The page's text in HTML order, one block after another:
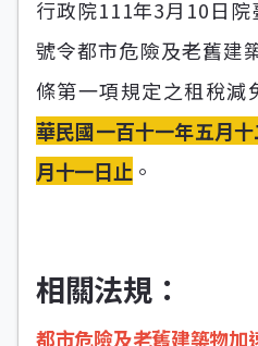
行政院111年3月10日
號令都市危險及老舊建
條第一項規定之租稅減
華民國一百十一年五月
月十一日止 。
相關法規：
都市危險及老舊建築物加